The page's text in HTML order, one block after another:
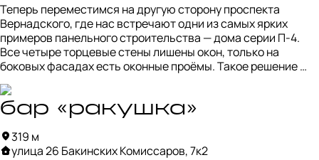
достройки с 2018 года проваливались: подрядчики
менялись трижды. Сейчас новые сроки сдвинуты до 2025
года, но вряд ли проект завершат. «Синий Зуб» пока
остается памятником несбывшихся надежд.
Теперь переместимся на другую сторону проспекта
Вернадского, где нас встречают одни из самых ярких
примеров панельного строительства — дома серии П-4.
Все четыре торцевые стены лишены окон, только на
боковых фасадах есть оконные проёмы. Такое решение
позволяло блокировать дома друг с другом, однако эту
возможность использовали лишь в отдельных
градостроительных проектах. Вместо этого серию П-4
возводили преимущественно в виде башен.
Их фасады отделывали по-разному, хотя и с
бар «ракушка»
319 м
улица 26 Бакинских Комиссаров, 7к2